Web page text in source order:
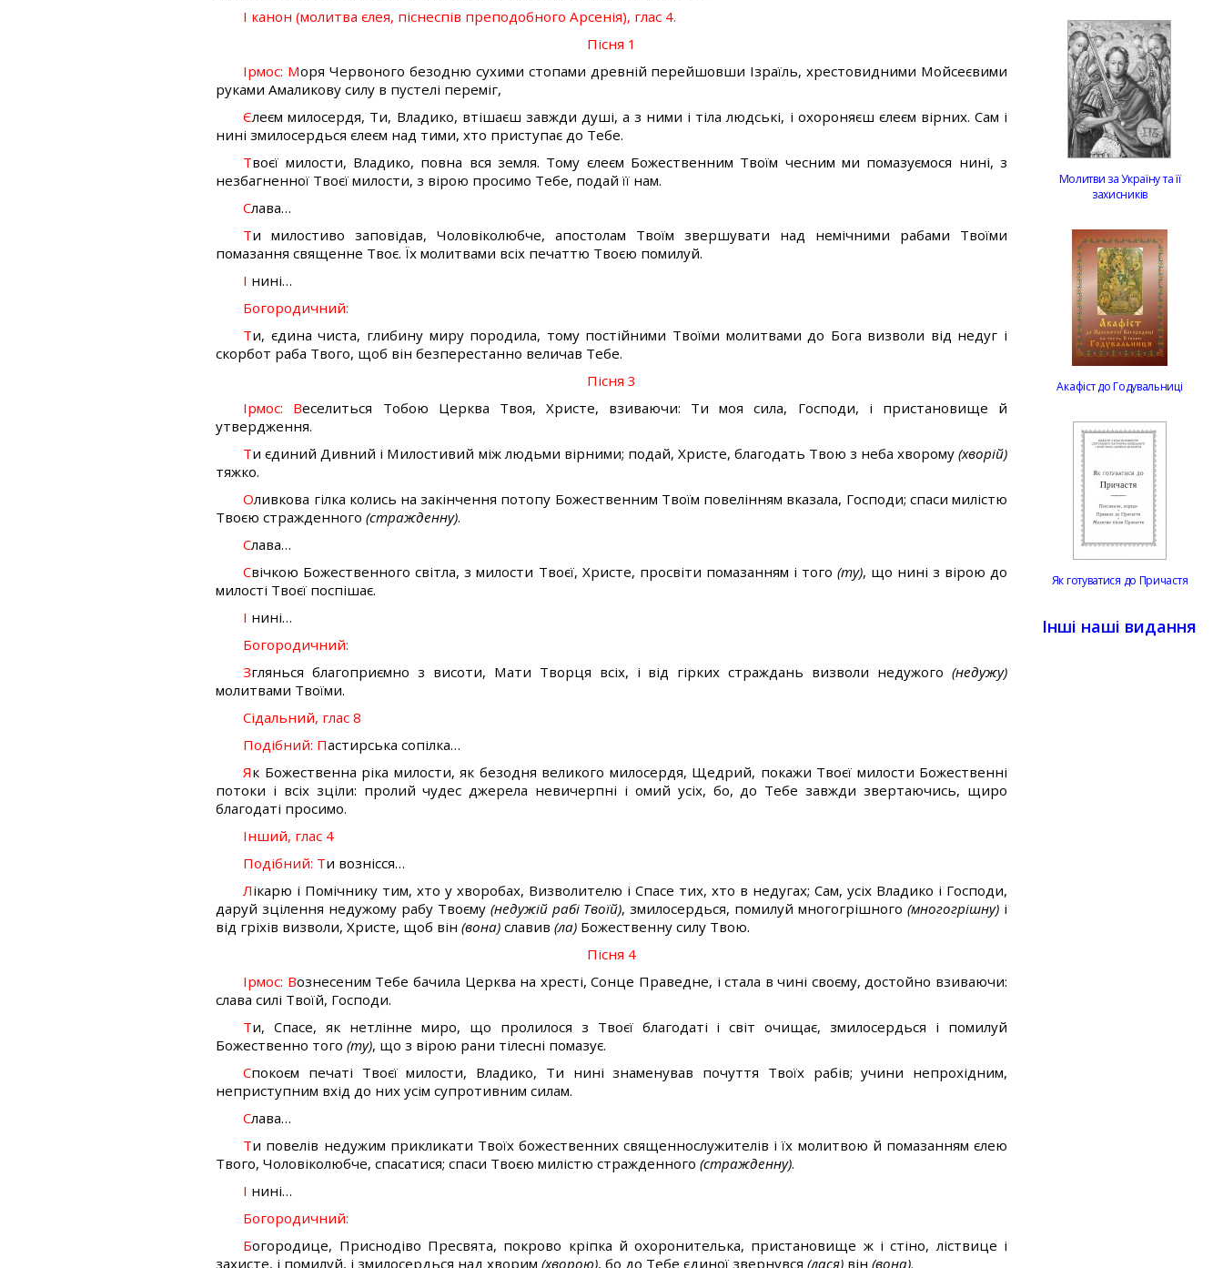
І канон (молитва єлея, піснеспів преподобного Арсенія), глас 4.
Пісня 1
Ірмос: Моря Червоного безодню сухими стопами древній перейшовши Ізраїль, хрестовидними Мойсеєвими
руками Амаликову силу в пустелі переміг,
Єлеєм милосердя, Ти, Владико, втішаєш завжди душі, а з ними і тіла людські, і охороняєш єлеєм вірних. Сам і
нині змилосердься єлеєм над тими, хто приступає до Тебе.
Твоєї милости, Владико, повна вся земля. Тому єлеєм Божественним Твоїм чесним ми помазуємося нині, з
незбагненної Твоєї милости, з вірою просимо Тебе, подай її нам.
Слава…
Ти милостиво заповідав, Чоловіколюбче, апостолам Твоїм звершувати над немічними рабами Твоїми
помазання священне Твоє. Їх молитвами всіх печаттю Твоєю помилуй.
І нині…
Богородичний:
Ти, єдина чиста, глибину миру породила, тому постійними Твоїми молитвами до Бога визволи від недуг і
скорбот раба Твого, щоб він безперестанно величав Тебе.
Пісня 3
Ірмос: Веселиться Тобою Церква Твоя, Христе, взиваючи: Ти моя сила, Господи, і пристановище й
утвердження.
Ти єдиний Дивний і Милостивий між людьми вірними; подай, Христе, благодать Твою з неба хворому (хворій)
тяжко.
Оливкова гілка колись на закінчення потопу Божественним Твоїм повелінням вказала, Господи; спаси милістю
Твоєю стражденного (стражденну).
Слава…
Свічкою Божественного світла, з милости Твоєї, Христе, просвіти помазанням і того (ту), що нині з вірою до
милості Твоєї поспішає.
І нині…
Богородичний:
Зглянься благоприємно з висоти, Мати Творця всіх, і від гірких страждань визволи недужого (недужу)
молитвами Твоїми.
Сідальний, глас 8
Подібний: Пастирська сопілка…
Як Божественна ріка милости, як безодня великого милосердя, Щедрий, покажи Твоєї милости Божественні
потоки і всіх зціли: пролий чудес джерела невичерпні і омий усіх, бо, до Тебе завжди звертаючись, щиро
благодаті просимо.
Інший, глас 4
Подібний: Ти вознісся…
Лікарю і Помічнику тим, хто у хворобах, Визволителю і Спасе тих, хто в недугах; Сам, усіх Владико і Господи,
даруй зцілення недужому рабу Твоєму (недужій рабі Твоїй), змилосердься, помилуй многогрішного(многогрішну) і
від гріхів визволи, Христе, щоб він(вона) славив(ла) Божественну силу Твою.
Пісня 4
Ірмос: Вознесеним Тебе бачила Церква на хресті, Сонце Праведне, і стала в чині своєму, достойно взиваючи:
слава силі Твоїй, Господи.
Ти, Спасе, як нетлінне миро, що пролилося з Твоєї благодаті і світ очищає, змилосердься і помилуй
Божественно того(ту), що з вірою рани тілесні помазує.
Спокоєм печаті Твоєї милости, Владико, Ти нині знаменував почуття Твоїх рабів; учини непрохідним,
неприступним вхід до них усім супротивним силам.
Слава…
Ти повелів недужим прикликати Твоїх божественних священнослужителів і їх молитвою й помазанням єлею
Твого, Чоловіколюбче, спасатися; спаси Твоєю милістю стражденного(стражденну).
І нині…
Богородичний:
Богородице, Приснодіво Пресвята, покрово кріпка й охоронителька, пристановище ж і стіно, ліствице і
захисте, і помилуй, і змилосердься над хворим(хворою), бо до Тебе єдиної звернувся(лася) він(вона).
Молитви за Україну та її
захисників
Акафіст до Годувальниці
Як готуватися до Причастя
Інші наші видання